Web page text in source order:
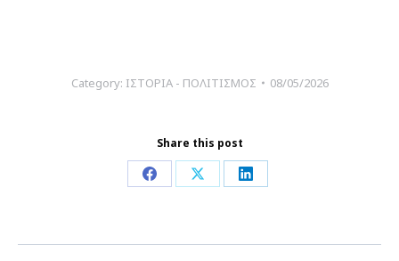
Category: ΙΣΤΟΡΙΑ - ΠΟΛΙΤΙΣΜΟΣ 08/05/2026
Share this post
Share
Facebook
Share
X
Share
LinkedIn